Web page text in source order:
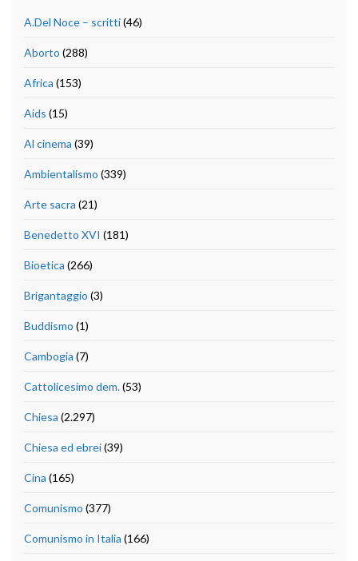
A.Del Noce – scritti(46)
Aborto (288)
Africa (153)
Aids (15)
Al cinema (39)
Ambientalismo (339)
Arte sacra (21)
Benedetto XVI (181)
Bioetica (266)
Brigantaggio (3)
Buddismo (1)
Cambogia (7)
Cattolicesimo dem.(53)
Chiesa (2.297)
Chiesa ed ebrei(39)
Cina (165)
Comunismo (377)
Comunismo in Italia (166)